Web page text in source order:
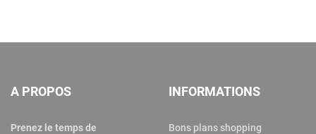
A PROPOS
Prenez le temps de
INFORMATIONS
Bons plans shopping